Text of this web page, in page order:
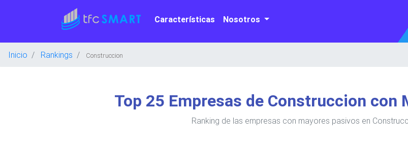
Características Nosotros
Inicio Rankings Construccion
Top 25 Empresas de Construccion con
Ranking de las empresas con mayores pasivos en